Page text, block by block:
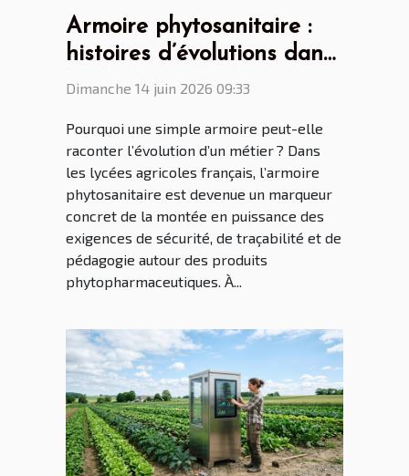
Armoire phytosanitaire :
histoires d’évolutions dans
les lycées agricoles
Dimanche 14 juin 2026 09:33
Pourquoi une simple armoire peut-elle
raconter l’évolution d’un métier ? Dans
les lycées agricoles français, l’armoire
phytosanitaire est devenue un marqueur
concret de la montée en puissance des
exigences de sécurité, de traçabilité et de
pédagogie autour des produits
phytopharmaceutiques. À...